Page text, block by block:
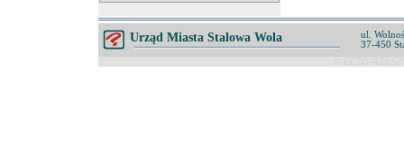
Urząd Miasta Stalowa Wola
ul.
37-450